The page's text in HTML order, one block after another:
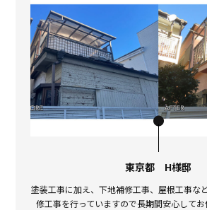
東京都 H様邸
塗装工事に加え、下地補修工事、屋根工事な
修工事を行っていますので長期間安心してお